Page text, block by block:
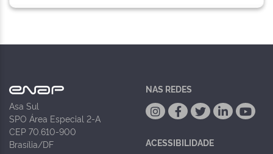
Asa Sul
SPO Área Especial 2-A
CEP 70.610-900
Brasília/DF
NAS REDES
ACESSIBILIDADE